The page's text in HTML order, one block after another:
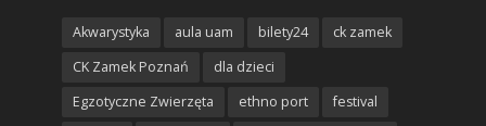
Akwarystyka aula uam bilety24
ck zamek
CK Zamek Poznań
dla dzieci
Egzotyczne Zwierzęta
ethno port
festival